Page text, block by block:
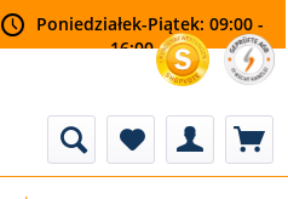
Poniedziałek-Piątek: 09:00 -
16:00